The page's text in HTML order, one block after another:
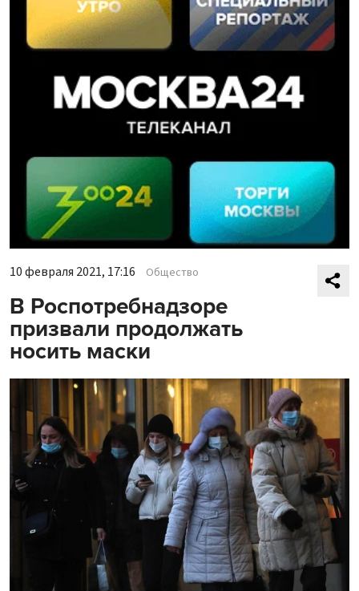
10 февраля 2021, 17:16 Общество
В Роспотребнадзоре
призвали продолжать
носить маски